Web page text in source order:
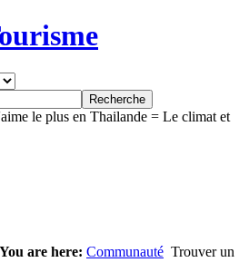
le plus en Thailande = Le climat et
You are here: Communauté Trouver un